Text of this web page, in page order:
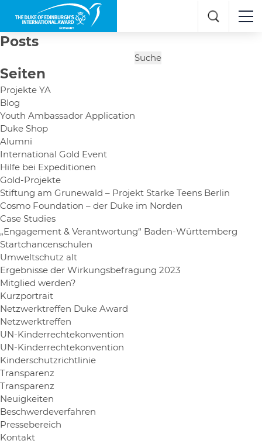
Posts
nach:
Seiten
Projekte YA
Blog
Youth Ambassador Application
Duke Shop
Alumni
International Gold Event
Hilfe bei Expeditionen
Gold-Projekte
Stiftung am Grunewald – Projekt Starke Teens Berlin
Cosmo Foundation – der Duke im Norden
Case Studies
„Engagement & Verantwortung“ Baden-Württemberg
Startchancenschulen
Umweltschutz alt
Ergebnisse der Wirkungsbefragung 2023
Mitglied werden?
Kurzportrait
Netzwerktreffen Duke Award
Netzwerktreffen
UN-Kinderrechtekonvention
UN-Kinderrechtekonvention
Kinderschutzrichtlinie
Transparenz
Transparenz
Neuigkeiten
Beschwerdeverfahren
Pressebereich
Kontakt